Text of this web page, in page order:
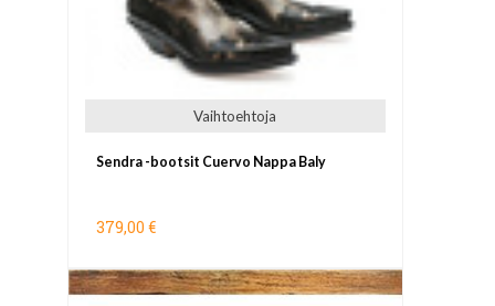
Vaihtoehtoja
Sendra -bootsit Cuervo Nappa Baly
379,00 €